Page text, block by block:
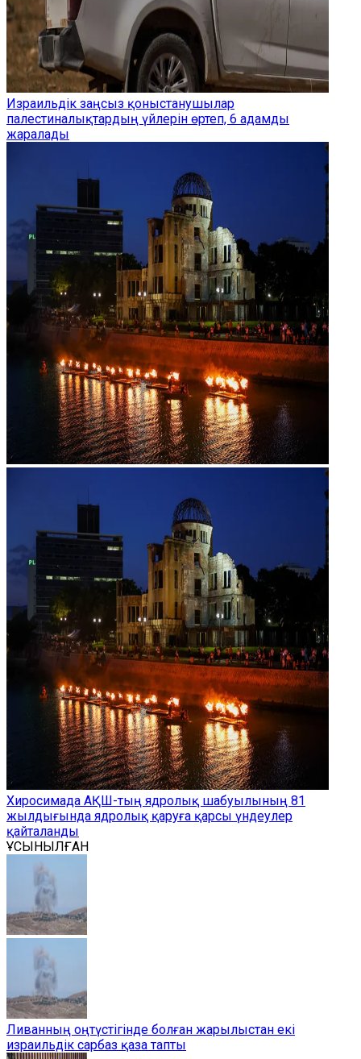
Израильдік заңсыз қоныстанушылар
палестиналықтардың үйлерін өртеп, 6 адамды
жаралады
Хиросимада АҚШ-тың ядролық шабуылының 81
жылдығында ядролық қаруға қарсы үндеулер
қайталанды
ҰСЫНЫЛҒАН
Ливанның оңтүстігінде болған жарылыстан екі
израильдік сарбаз қаза тапты